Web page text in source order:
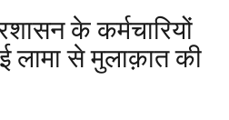
के कर्मचारियों
लामा से मुलाक़ात की